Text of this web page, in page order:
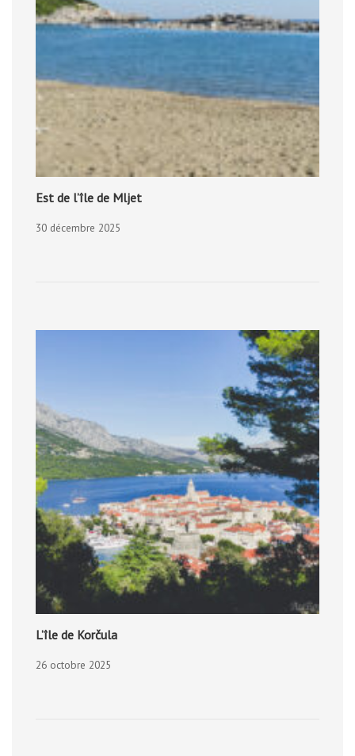
Est de l’île de Mljet
30 décembre 2025
L’île de Korčula
26 octobre 2025